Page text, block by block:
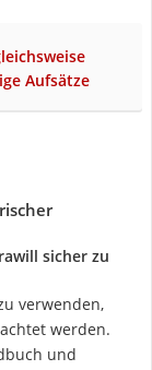
Aufsätze
sicher zu
verwenden,
werden.
und